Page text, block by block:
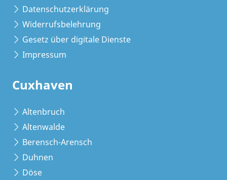
Datenschutzerklärung
Widerrufsbelehrung
Gesetz über digitale Dienste
Impressum
Cuxhaven
Altenbruch
Altenwalde
Berensch-Arensch
Duhnen
Döse